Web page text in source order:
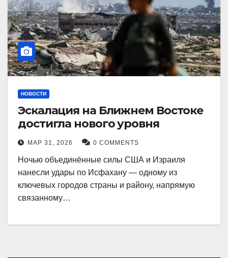
НОВОСТИ
Эскалация на Ближнем Востоке
достигла нового уровня
МАР 31, 2026 0 COMMENTS
Ночью объединённые силы США и Израиля
нанесли удары по Исфахану — одному из
ключевых городов страны и району, напрямую
связанному…